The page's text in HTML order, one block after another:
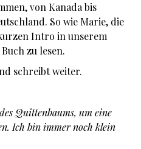
von Kanada bis
So wie Marie, die
Intro in unserem
zu lesen.
schreibt weiter.
Quittenbaums, um eine
Ich bin immer noch klein